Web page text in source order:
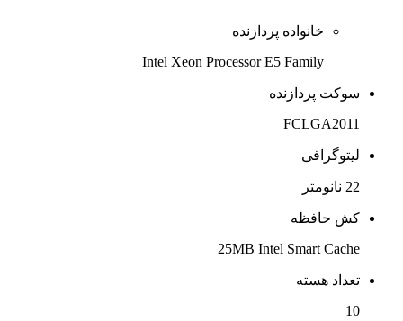
خانواده پردازنده
Intel Xeon Processor E5 Family
سوکت پردازنده
FCLGA2011
لیتوگرافی
22 نانومتر
کش حافظه
25MB Intel Smart Cache
تعداد هسته
10